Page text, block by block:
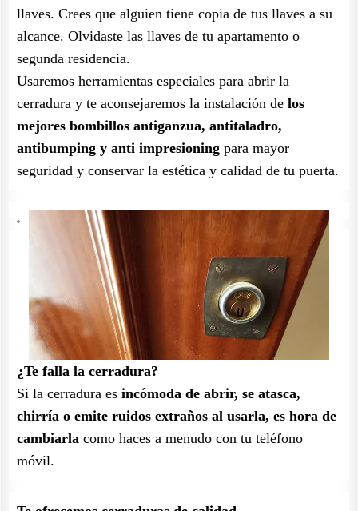
llaves. Crees que alguien tiene copia de tus llaves a su
alcance. Olvidaste las llaves de tu apartamento o
segunda residencia.
Usaremos herramientas especiales para abrir la
cerradura y te aconsejaremos la instalación de los
mejores bombillos antiganzua, antitaladro,
antibumping y anti impresioning para mayor
seguridad y conservar la estética y calidad de tu puerta.
¿Te falla la cerradura?
Si la cerradura es incómoda de abrir, se atasca,
chirría o emite ruidos extraños al usarla, es hora de
cambiarla como haces a menudo con tu teléfono
móvil.